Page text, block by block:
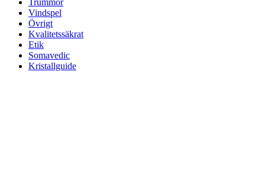
Trummor
Vindspel
Övrigt
Kvalitetssäkrat
Etik
Somavedic
Kristallguide